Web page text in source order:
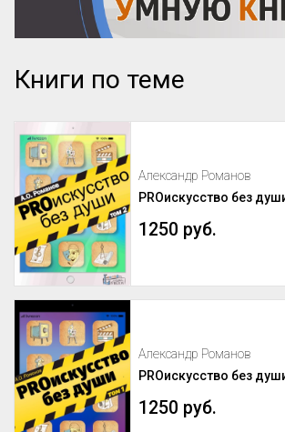
Книги по теме
Александр Романов
PROискусство без
1250 руб.
Александр Романов
PROискусство без
1250 руб.